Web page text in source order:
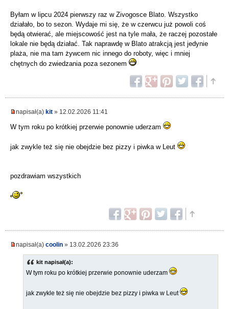
Byłam w lipcu 2024 pierwszy raz w Zivogosce Blato. Wszystko
działało, bo to sezon. Wydaje mi się, że w czerwcu już powoli coś
będą otwierać, ale miejscowość jest na tyle mała, że raczej pozostałe
lokale nie będą działać. Tak naprawdę w Blato atrakcją jest jedynie
plaża, nie ma tam żywcem nic innego do roboty, więc i mniej
chętnych do zwiedzania poza sezonem
napisał(a) kit » 12.02.2026 11:41
W tym roku po krótkiej przerwie ponownie uderzam
jak zwykle też się nie obejdzie bez pizzy i piwka w Leut
pozdrawiam wszystkich
napisał(a) coolin » 13.02.2026 23:36
kit napisał(a):
W tym roku po krótkiej przerwie ponownie uderzam
jak zwykle też się nie obejdzie bez pizzy i piwka w Leut